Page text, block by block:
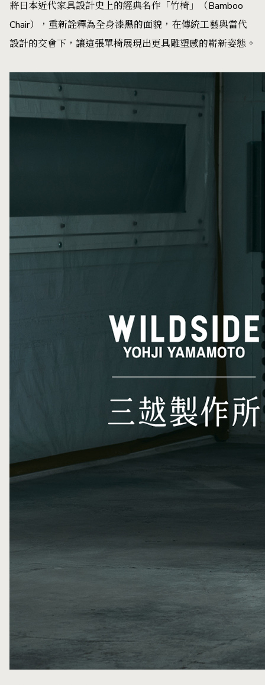
將日本近代家具設計史上的經典名作「竹椅」（Bamboo
Chair），重新詮釋為全身漆黑的面貌，在傳統工藝與當代
設計的交會下，讓這張單椅展現出更具雕塑感的嶄新姿態。